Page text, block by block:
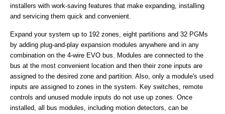
installers with work-saving features that make expanding, installing
and servicing them quick and convenient.
Expand your system up to 192 zones, eight partitions and 32 PGMs
by adding plug-and-play expansion modules anywhere and in any
combination on the 4-wire EVO bus. Modules are connected to the
bus at the most convenient location and then their zone inputs are
assigned to the desired zone and partition. Also, only a module's used
inputs are assigned to zones in the system. Key switches, remote
controls and unused module inputs do not use up zones. Once
installed, all bus modules, including motion detectors, can be